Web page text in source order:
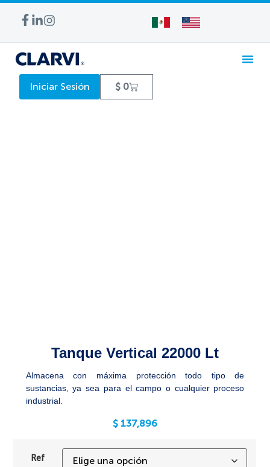
Iniciar Sesión $ 0
Tanque Vertical 22000 Lt
Almacena con máxima protección todo tipo de
sustancias, ya sea para el campo o cualquier proceso
industrial.
$ 137,896
Ref